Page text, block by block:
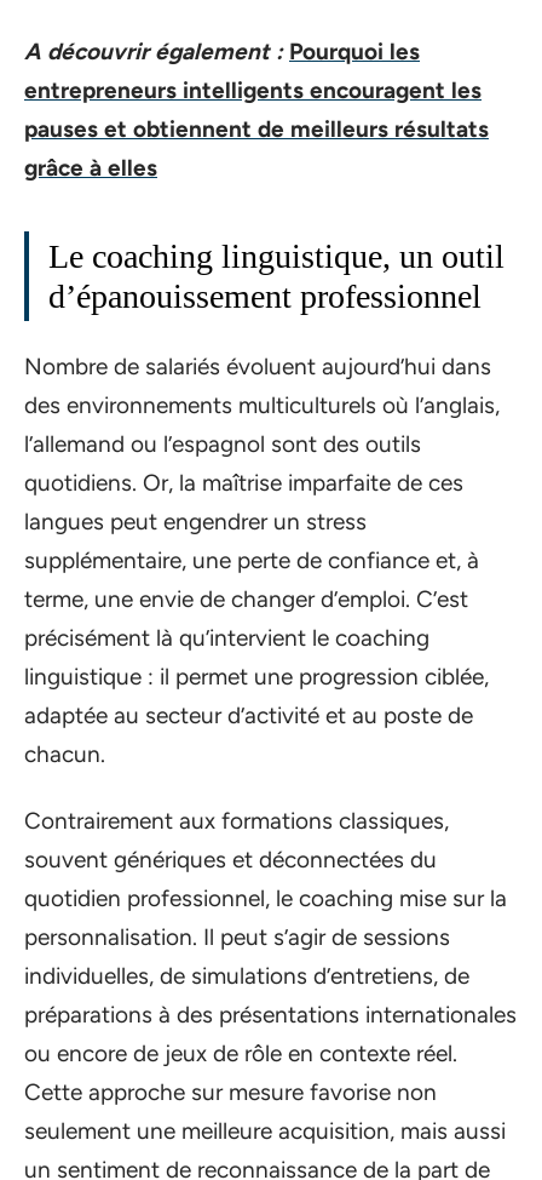
A découvrir également : Pourquoi les
entrepreneurs intelligents encouragent les
pauses et obtiennent de meilleurs résultats
grâce à elles
Le coaching linguistique, un outil
d’épanouissement professionnel
Nombre de salariés évoluent aujourd’hui dans
des environnements multiculturels où l’anglais,
l’allemand ou l’espagnol sont des outils
quotidiens. Or, la maîtrise imparfaite de ces
langues peut engendrer un stress
supplémentaire, une perte de confiance et, à
terme, une envie de changer d’emploi. C’est
précisément là qu’intervient le coaching
linguistique : il permet une progression ciblée,
adaptée au secteur d’activité et au poste de
chacun.
Contrairement aux formations classiques,
souvent génériques et déconnectées du
quotidien professionnel, le coaching mise sur la
personnalisation. Il peut s’agir de sessions
individuelles, de simulations d’entretiens, de
préparations à des présentations internationales
ou encore de jeux de rôle en contexte réel.
Cette approche sur mesure favorise non
seulement une meilleure acquisition, mais aussi
un sentiment de reconnaissance de la part de